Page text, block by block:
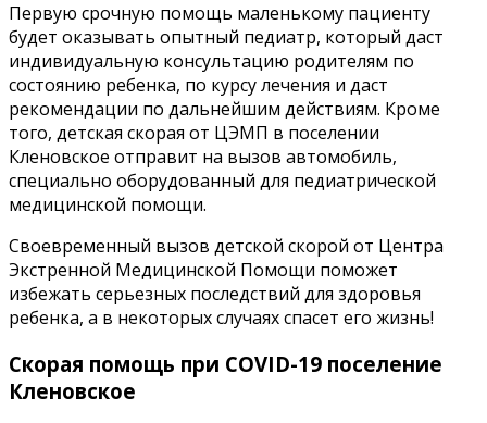
Первую срочную помощь маленькому пациенту
будет оказывать опытный педиатр, который даст
индивидуальную консультацию родителям по
состоянию ребенка, по курсу лечения и даст
рекомендации по дальнейшим действиям. Кроме
того, детская скорая от ЦЭМП в поселении
Кленовское отправит на вызов автомобиль,
специально оборудованный для педиатрической
медицинской помощи.
Своевременный вызов детской скорой от Центра
Экстренной Медицинской Помощи поможет
избежать серьезных последствий для здоровья
ребенка, а в некоторых случаях спасет его жизнь!
Скорая помощь при COVID-19 поселение
Кленовское